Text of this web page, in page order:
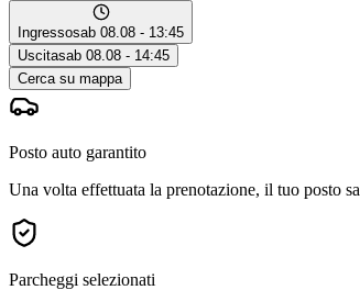
Ingressosab 08.08 - 13:45
Uscitasab 08.08 - 14:45
Cerca su mappa
Posto auto garantito
Una volta effettuata la prenotazione, il tuo posto
Parcheggi selezionati